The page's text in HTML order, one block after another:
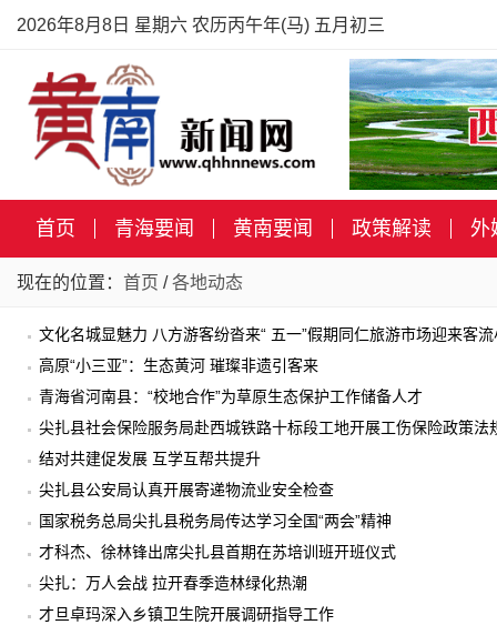
2026年8月8日 星期六 农历丙午年(马) 五月初三
首页 青海要闻 黄南要闻 政策解读 外
现在的位置： 首页 /各地动态
文化名城显魅力 八方游客纷沓来“ 五一”假期同仁旅游市场迎来客
高原“小三亚”：生态黄河 璀璨非遗引客来
青海省河南县：“校地合作”为草原生态保护工作储备人才
尖扎县社会保险服务局赴西城铁路十标段工地开展工伤保险政策法
结对共建促发展 互学互帮共提升
尖扎县公安局认真开展寄递物流业安全检查
国家税务总局尖扎县税务局传达学习全国“两会”精神
才科杰、徐林锋出席尖扎县首期在苏培训班开班仪式
尖扎：万人会战 拉开春季造林绿化热潮
才旦卓玛深入乡镇卫生院开展调研指导工作